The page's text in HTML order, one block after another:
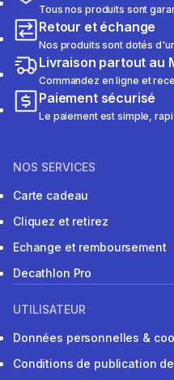
Tous nos produits sont
Retour et échange
Nos produits sont dotés
Livraison partout au
Commandez en ligne et
Paiement sécurisé
Le paiement est simple,
NOS SERVICES
Carte cadeau
Cliquez et retirez
Echange et remboursement
Decathlon Pro
UTILISATEUR
Données personnelles &
Conditions de publication